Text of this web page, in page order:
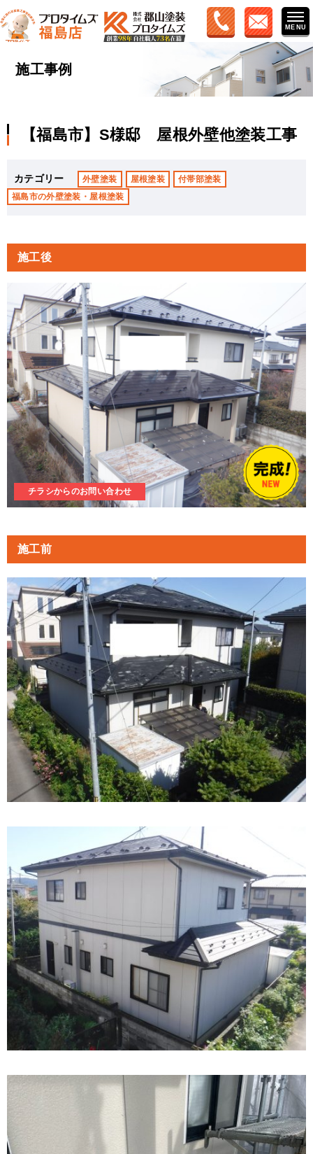
施工事例
【福島市】S様邸 屋根外壁他塗装工事
カテゴリー 外壁塗装 屋根塗装
付帯部塗装
福島市の外壁塗装・屋根塗装
施工後
チラシからのお問い合わせ
施工前